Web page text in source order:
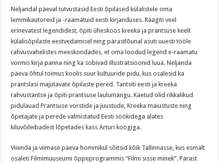
Neljandal päeval tutvustasid Eesti õpilased külalistele oma
lemmikautoreid ja -raamatuid eesti kirjanduses. Räägiti veel
erinevatest legendidest, õpiti üheskoos kreeka ja prantsuse keelt
külalisõpilaste eestvedamisel ning pärastlõunal asuti uuesti tööle
rahvusvahelistes meeskondades, et oma loodud legend e-raamatu
vormis kirja panna ning ka sobivad illustratsioonid luua. Neljanda
päeva õhtul toimus koolis suur kultuuride pidu, kus osalesid ka
prantslasi majutavate õpilaste pered. Tantsiti eesti ja kreeka
rahvustantse ja õpiti prantsuse laulumängu. Kaetud olid rikkalikud
pidulauad Prantsuse vorstide ja juustude, Kreeka maiustuste ning
õpetajate ja perede valmistatud Eesti söökidega alates
kiluvõileibadest lõpetades kass Arturi koogiga.
Viienda ja viimase päeva hommikul sõitsid kõik Tallinnasse, kus esmalt
osaleti Filmimuuseumi õppeprogrammis “Filmi sisse minek”. Pärast